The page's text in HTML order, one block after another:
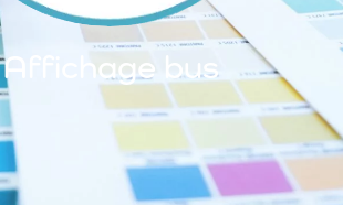
Affichage bus